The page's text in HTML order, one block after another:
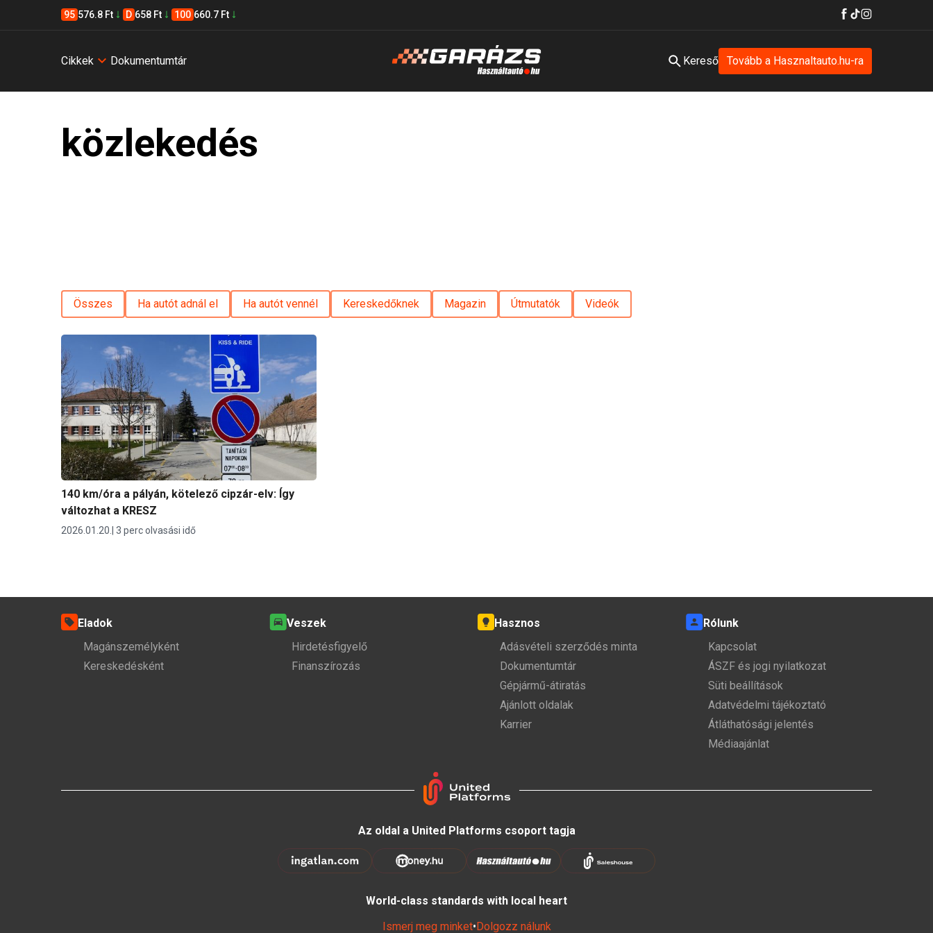
95 576.8 Ft D 658 Ft 100 660.7 Ft
Cikkek Dokumentumtár Kereső Tovább a Hasznaltauto.hu-ra
közlekedés
Összes Ha autót adnál el Ha autót vennél Kereskedőknek Magazin Útmutatók Videók
140 km/óra a pályán, kötelező cipzár-elv: Így
változhat a KRESZ
2026.01.20. 3 perc olvasási idő
Eladok
Magánszemélyként
Kereskedésként
Veszek
Hirdetésfigyelő
Finanszírozás
Hasznos
Adásvételi szerződés minta
Dokumentumtár
Gépjármű-átiratás
Ajánlott oldalak
Karrier
Rólunk
Kapcsolat
ÁSZF és jogi nyilatkozat
Süti beállítások
Adatvédelmi tájékoztató
Átláthatósági jelentés
Médiaajánlat
Az oldal a United Platforms csoport tagja
World-class standards with local heart
Ismerj meg minket• Dolgozz nálunk